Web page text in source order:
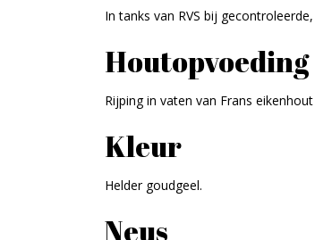
In tanks van RVS bij
Houtopvoeding
Rijping in vaten van Frans
Kleur
Helder goudgeel.
Neus